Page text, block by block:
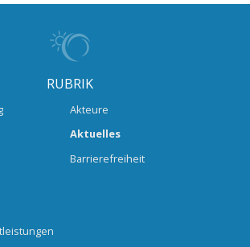
RUBRIK
Akteure
Aktuelles
Barrierefreiheit